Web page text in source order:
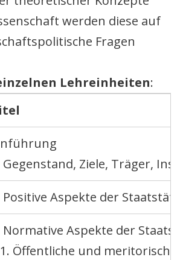
werden diese auf
Fragen
Lehreinheiten:
Gegenstand, Ziele, Träger,
Positive Aspekte der
Normative Aspekte der
Öffentliche und meritorische